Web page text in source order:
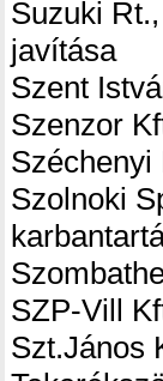
Suzuki
javítása
Szent
Szenzor
Széchenyi
Szolnoki
SZP-Vill
Szt.János